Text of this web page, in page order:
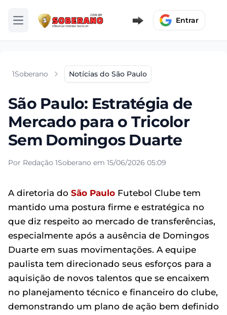
Abrir menu Entrar
1Soberano Notícias do São Paulo
São Paulo: Estratégia de
Mercado para o Tricolor
Sem Domingos Duarte
Por Redação 1Soberano em 15/06/2026 05:09
A diretoria do São Paulo Futebol Clube tem
mantido uma postura firme e estratégica no
que diz respeito ao mercado de transferências,
especialmente após a ausência de Domingos
Duarte em suas movimentações. A equipe
paulista tem direcionado seus esforços para a
aquisição de novos talentos que se encaixem
no planejamento técnico e financeiro do clube,
demonstrando um plano de ação bem definido